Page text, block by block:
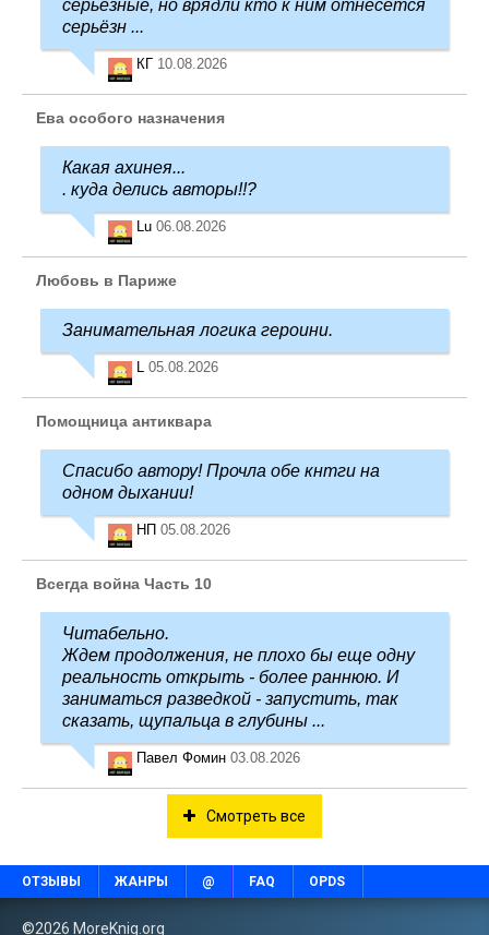
серьёзные, но врядли кто к ним отнесётся
серьёзн ...
КГ 10.08.2026
Ева особого назначения
Какая ахинея...
. куда делись авторы!!?
Lu 06.08.2026
Любовь в Париже
Занимательная логика героини.
L 05.08.2026
Помощница антиквара
Спасибо автору! Прочла обе кнтги на
одном дыхании!
НП 05.08.2026
Всегда война Часть 10
Читабельно.
Ждем продолжения, не плохо бы еще одну
реальность открыть - более раннюю. И
заниматься разведкой - запустить, так
сказать, щупальца в глубины ...
Павел Фомин 03.08.2026
Смотреть все
ОТЗЫВЫ ЖАНРЫ @ FAQ OPDS
©2026 MoreKnig.org